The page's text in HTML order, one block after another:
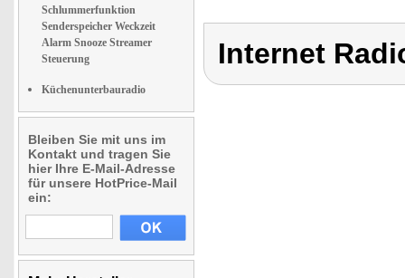
Schlummerfunktion
Senderspeicher Weckzeit
Alarm Snooze Streamer
Steuerung
Küchenunterbauradio
Bleiben Sie mit uns im
Kontakt und tragen Sie
hier Ihre E-Mail-Adresse
für unsere HotPrice-Mail
ein:
Internet